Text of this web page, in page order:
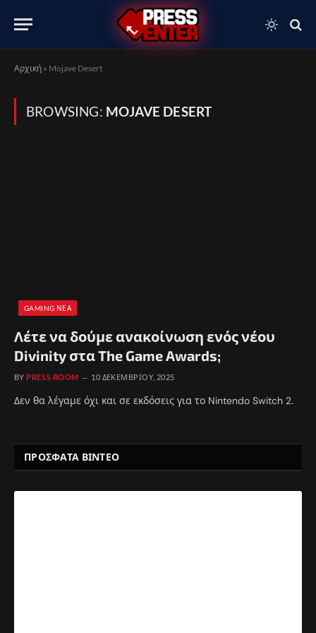
Αρχική » Mojave Desert
BROWSING: MOJAVE DESERT
GAMING ΝΈΑ
Λέτε να δούμε ανακοίνωση ενός νέου
Divinity στα The Game Awards;
BY PRESS ROOM 10 ΔΕΚΕΜΒΡΊΟΥ, 2025
Δεν θα λέγαμε όχι και σε εκδόσεις για το Nintendo Switch 2.
ΠΡΟΣΦΑΤΑ ΒΙΝΤΕΟ